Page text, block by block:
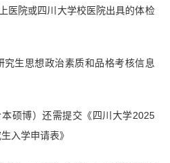
医院或四川大学校医院出具的体检
生思想政治素质和品格考核信息
硕博）还需提交《四川大学2025
入学申请表》